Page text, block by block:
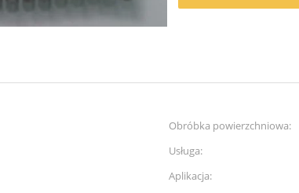
Obróbka powierzchniowa:
Usługa:
Aplikacja: